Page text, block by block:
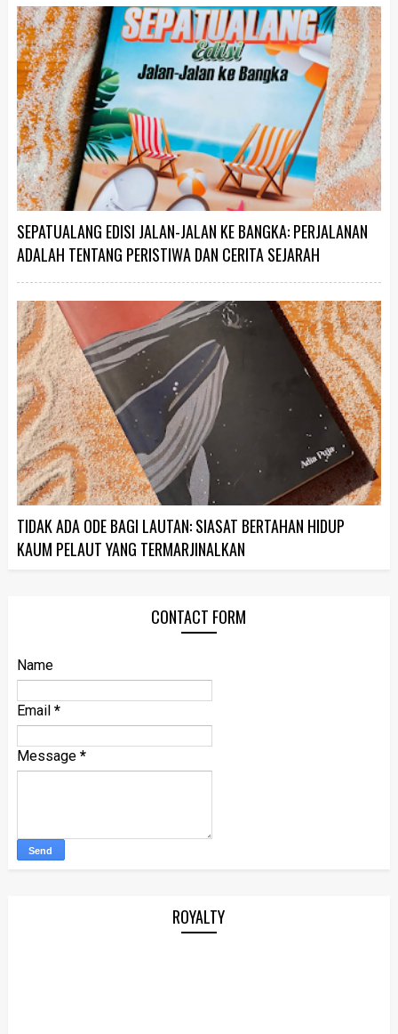
SEPATUALANG EDISI JALAN-JALAN KE BANGKA: PERJALANAN
ADALAH TENTANG PERISTIWA DAN CERITA SEJARAH
TIDAK ADA ODE BAGI LAUTAN: SIASAT BERTAHAN HIDUP
KAUM PELAUT YANG TERMARJINALKAN
CONTACT FORM
Name
Email *
Message *
ROYALTY